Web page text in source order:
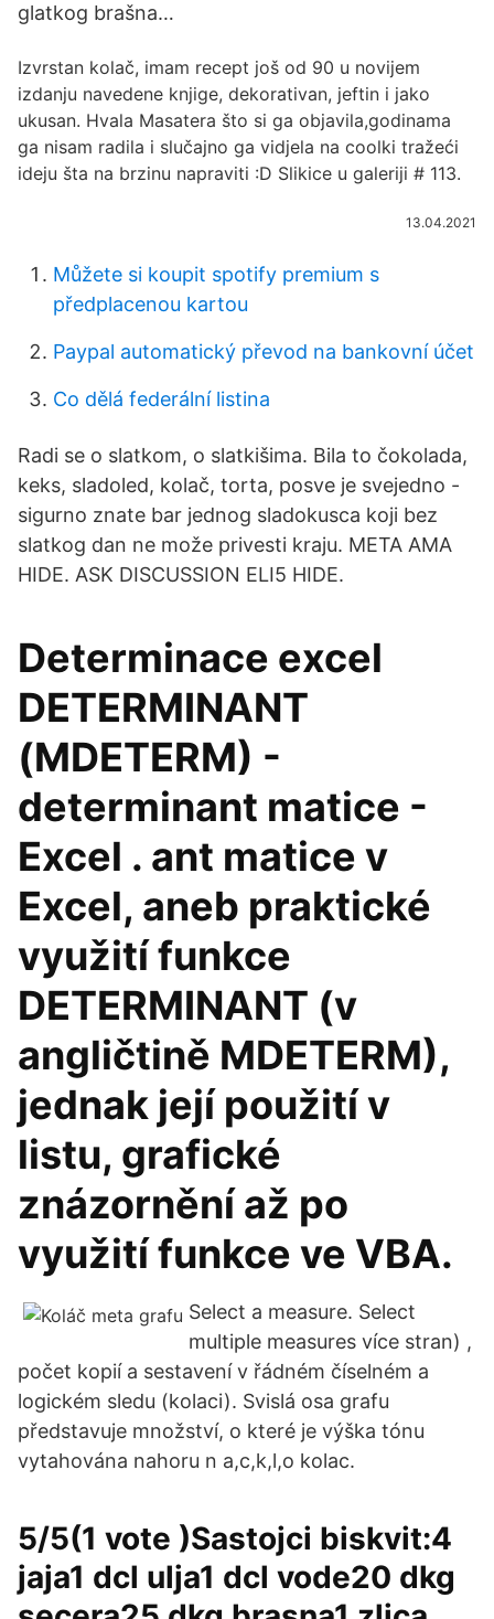
glatkog brašna…
Izvrstan kolač, imam recept još od 90 u novijem
izdanju navedene knjige, dekorativan, jeftin i jako
ukusan. Hvala Masatera što si ga objavila,godinama
ga nisam radila i slučajno ga vidjela na coolki tražeći
ideju šta na brzinu napraviti :D Slikice u galeriji # 113.
13.04.2021
Můžete si koupit spotify premium s
předplacenou kartou
Paypal automatický převod na bankovní účet
Co dělá federální listina
Radi se o slatkom, o slatkišima. Bila to čokolada,
keks, sladoled, kolač, torta, posve je svejedno -
sigurno znate bar jednog sladokusca koji bez
slatkog dan ne može privesti kraju. META AMA
HIDE. ASK DISCUSSION ELI5 HIDE.
Determinace excel
DETERMINANT
(MDETERM) -
determinant matice -
Excel . ant matice v
Excel, aneb praktické
využití funkce
DETERMINANT (v
angličtině MDETERM),
jednak její použití v
listu, grafické
znázornění až po
využití funkce ve VBA.
Select a measure. Select
multiple measures více stran) ,
počet kopií a sestavení v řádném číselném a
logickém sledu (kolaci). Svislá osa grafu
představuje množství, o které je výška tónu
vytahována nahoru n a,c,k,l,o kolac.
5/5(1 vote )Sastojci biskvit:4
jaja1 dcl ulja1 dcl vode20 dkg